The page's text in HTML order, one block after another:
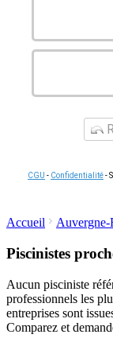
CGU - Confidentialité-
Accueil Auvergne-
Piscinistes
Aucun pisciniste
professionnels les
entreprises sont
Comparez et